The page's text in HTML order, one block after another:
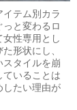
テム別カラ
と変わるロ
性専用とし
形状にし、
スタイルを崩
ていることは
したい理由が